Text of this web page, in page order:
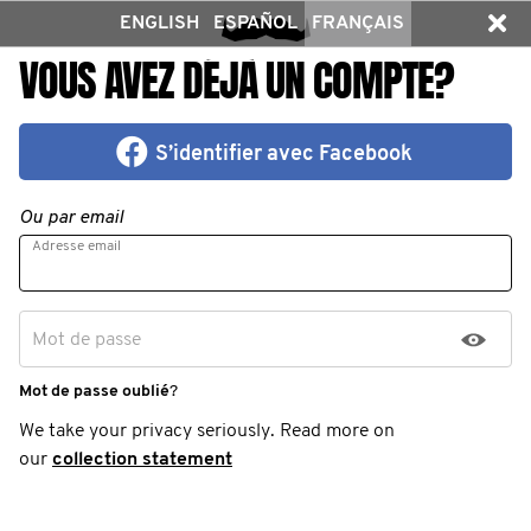
ENGLISH ESPAÑOL FRANÇAIS
VOUS AVEZ DÉJÀ UN COMPTE?
S’identifier avec Facebook
Ou par email
Adresse email
Mot de passe
Mot de passe oublié?
We take your privacy seriously. Read more on
our collection statement